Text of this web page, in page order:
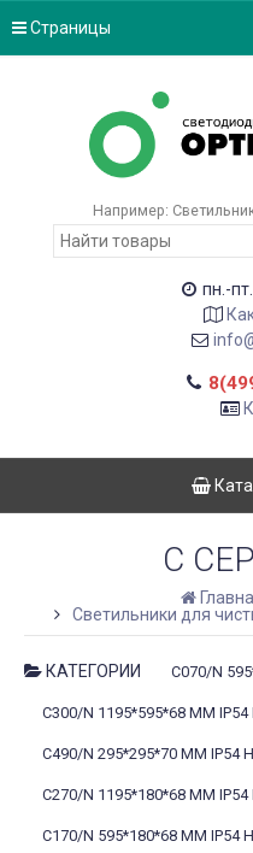
Страницы
Например:
пн.-пт.
C
Светильники для
КАТЕГОРИИ C070/N
C300/N 1195*595*68 ММ
C490/N 295*295*70 ММ
C270/N 1195*180*68 ММ
C170/N 595*180*68 ММ